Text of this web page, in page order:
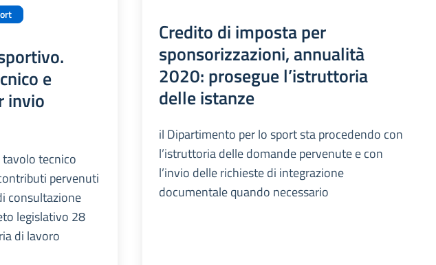
e
invio
tecnico
pervenuti
consultazione
legislativo 28
di lavoro
Credito di imposta per
sponsorizzazioni, annualità
2020: prosegue l’istruttoria
delle istanze
il Dipartimento per lo sport sta procedendo con
l’istruttoria delle domande pervenute e con
l’invio delle richieste di integrazione
documentale quando necessario